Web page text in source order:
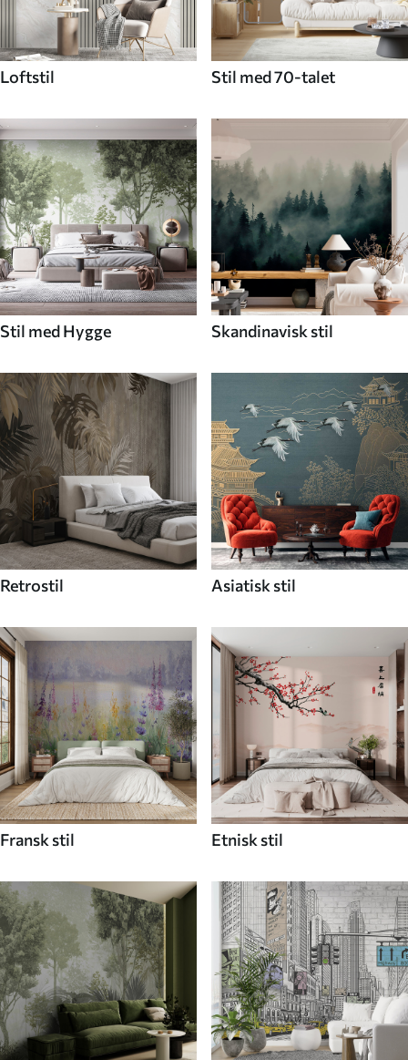
Loftstil Stil med 70-talet
Stil med Hygge Skandinavisk stil
Retrostil Asiatisk stil
Fransk stil Etnisk stil